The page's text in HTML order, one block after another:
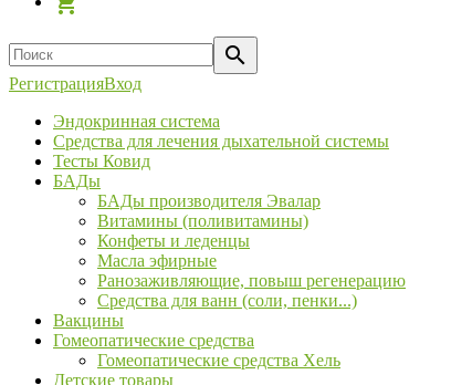
РегистрацияВход
Эндокринная система
Средства для лечения дыхательной системы
Тесты Ковид
БАДы
БАДы производителя Эвалар
Витамины (поливитамины)
Конфеты и леденцы
Масла эфирные
Ранозаживляющие, повыш регенерацию
Средства для ванн (соли, пенки...)
Вакцины
Гомеопатические средства
Гомеопатические средства Хель
Детские товары